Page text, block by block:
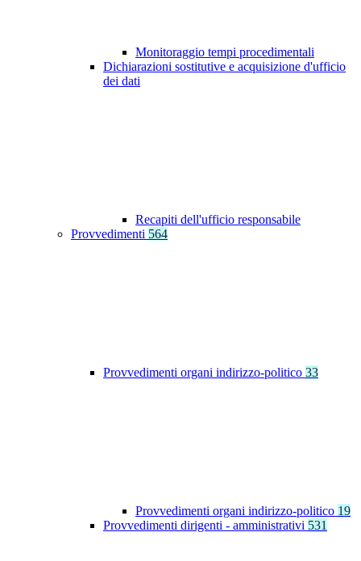
Monitoraggio tempi procedimentali
Dichiarazioni sostitutive e acquisizione d'ufficio
dei dati
Recapiti dell'ufficio responsabile
Provvedimenti 564
Provvedimenti organi indirizzo-politico 33
Provvedimenti organi indirizzo-politico 19
Provvedimenti dirigenti - amministrativi 531